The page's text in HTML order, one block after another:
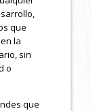
que
la
sin
o
que